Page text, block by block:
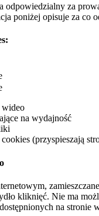
odpowiedzialny za
poniżej opisuje za co
na wydajność
(przyspieszają
kliknięć. Nie ma
na stronie